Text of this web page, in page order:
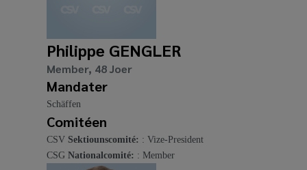
Philippe GENGLER
Member, 48 Joer
Mandater
Schäffen
Comitéen
CSV Sektiounscomité: : Vize-President
CSG Nationalcomité: : Member